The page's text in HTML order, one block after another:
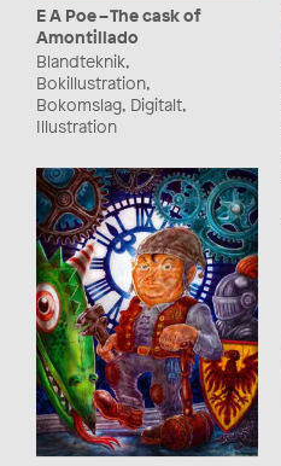
E A Poe – The cask of
Amontillado
Blandteknik,
Bokillustration,
Bokomslag, Digitalt,
Illustration